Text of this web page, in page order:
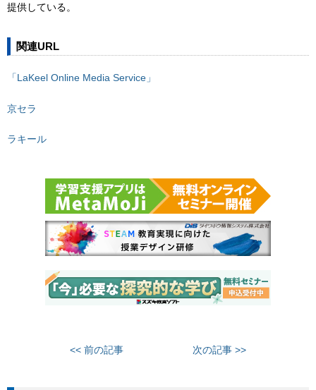
提供している。
関連URL
「LaKeel Online Media Service」
京セラ
ラキール
<< 前の記事 次の記事 >>